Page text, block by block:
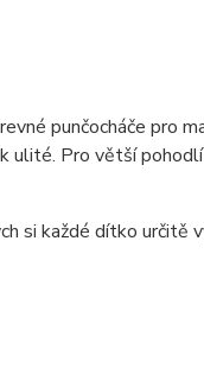
punčocháče pro
ulité. Pro větší
si každé dítko určitě